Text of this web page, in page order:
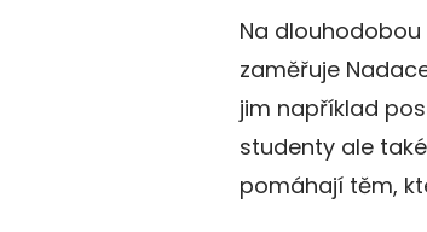
Na
zaměřuje
jim například
studenty ale
pomáhají těm,